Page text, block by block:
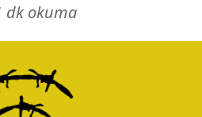
dk okuma